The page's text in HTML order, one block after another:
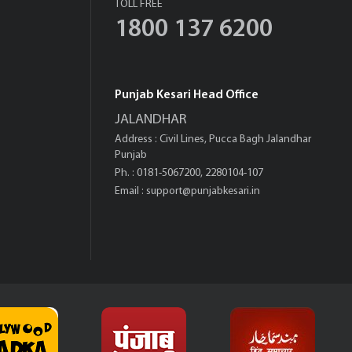
TOLL FREE
1800 137 6200
Punjab Kesari Head Office
JALANDHAR
Address : Civil Lines, Pucca Bagh Jalandhar
Punjab
Ph. : 0181-5067200, 2280104-107
Email : support@punjabkesari.in